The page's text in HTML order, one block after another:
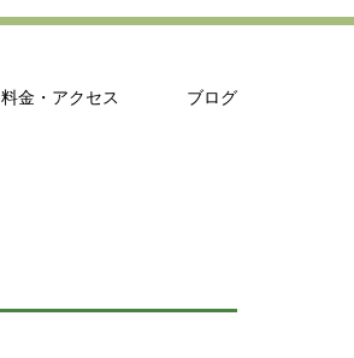
料金・アクセス ブログ